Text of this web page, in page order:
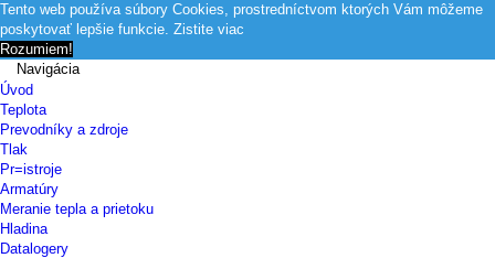
Tento web používa súbory Cookies, prostredníctvom ktorých Vám môžeme
poskytovať lepšie funkcie. Zistite viac
Rozumiem!
Navigácia
Úvod
Teplota
Prevodníky a zdroje
Tlak
Pr=istroje
Armatúry
Meranie tepla a prietoku
Hladina
Datalogery